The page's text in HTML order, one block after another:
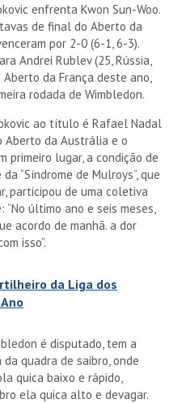
enfrenta Kwon Sun-Woo.
de final do Aberto da
por 2-0 (6-1, 6-3).
Andrei Rublev (25, Rússia,
da França deste ano,
rodada de Wimbledon.
ao título é Rafael Nadal
Aberto da Austrália e o
primeiro lugar, a condição de
“Síndrome de Mulroys”, que
participou de uma coletiva
último ano e seis meses,
acordo de manhã. a dor
isso”.
da Liga dos
é disputado, tem a
quadra de saibro, onde
quica baixo e rápido,
ela quica alto e devagar.